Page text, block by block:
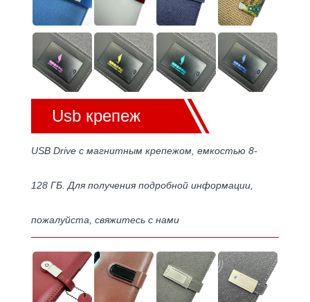
Usb крепеж
USB Drive с магнитным крепежом, емкостью 8-
128 ГБ. Для получения подробной информации,
пожалуйста, свяжитесь с нами